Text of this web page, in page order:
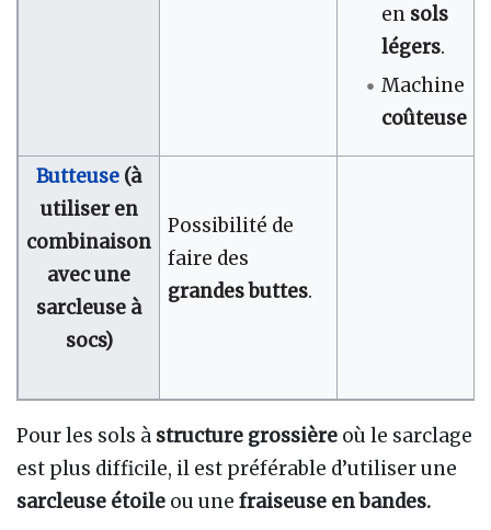
en sols
légers.
Machine
coûteuse
Butteuse (à
utiliser en
combinaison
avec une
sarcleuse à
socs)
Possibilité de
faire des
grandes buttes.
Pour les sols à structure grossière où le sarclage
est plus difficile, il est préférable d’utiliser une
sarcleuse étoile ou une fraiseuse en bandes.